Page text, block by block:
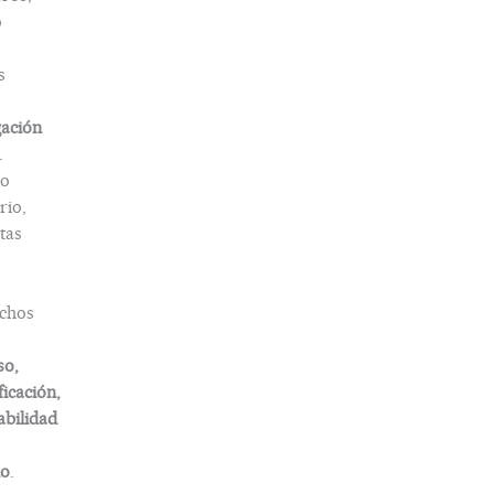
.
.